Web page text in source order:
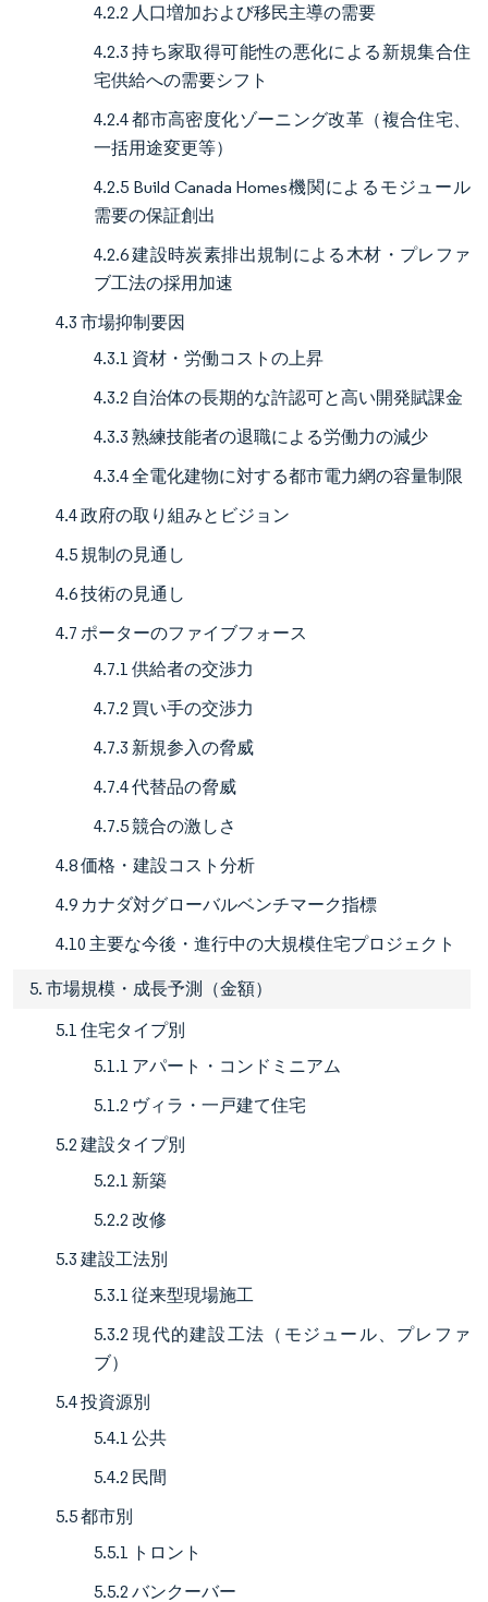
4.2.2 人口増加および移民主導の需要
4.2.3 持ち家取得可能性の悪化による新規集合住
宅供給への需要シフト
4.2.4 都市高密度化ゾーニング改革（複合住宅、
一括用途変更等）
4.2.5 Build Canada Homes機関によるモジュール
需要の保証創出
4.2.6 建設時炭素排出規制による木材・プレファ
ブ工法の採用加速
4.3 市場抑制要因
4.3.1 資材・労働コストの上昇
4.3.2 自治体の長期的な許認可と高い開発賦課金
4.3.3 熟練技能者の退職による労働力の減少
4.3.4 全電化建物に対する都市電力網の容量制限
4.4 政府の取り組みとビジョン
4.5 規制の見通し
4.6 技術の見通し
4.7 ポーターのファイブフォース
4.7.1 供給者の交渉力
4.7.2 買い手の交渉力
4.7.3 新規参入の脅威
4.7.4 代替品の脅威
4.7.5 競合の激しさ
4.8 価格・建設コスト分析
4.9 カナダ対グローバルベンチマーク指標
4.10 主要な今後・進行中の大規模住宅プロジェクト
5. 市場規模・成長予測（金額）
5.1 住宅タイプ別
5.1.1 アパート・コンドミニアム
5.1.2 ヴィラ・一戸建て住宅
5.2 建設タイプ別
5.2.1 新築
5.2.2 改修
5.3 建設工法別
5.3.1 従来型現場施工
5.3.2 現代的建設工法（モジュール、プレファ
ブ）
5.4 投資源別
5.4.1 公共
5.4.2 民間
5.5 都市別
5.5.1 トロント
5.5.2 バンクーバー